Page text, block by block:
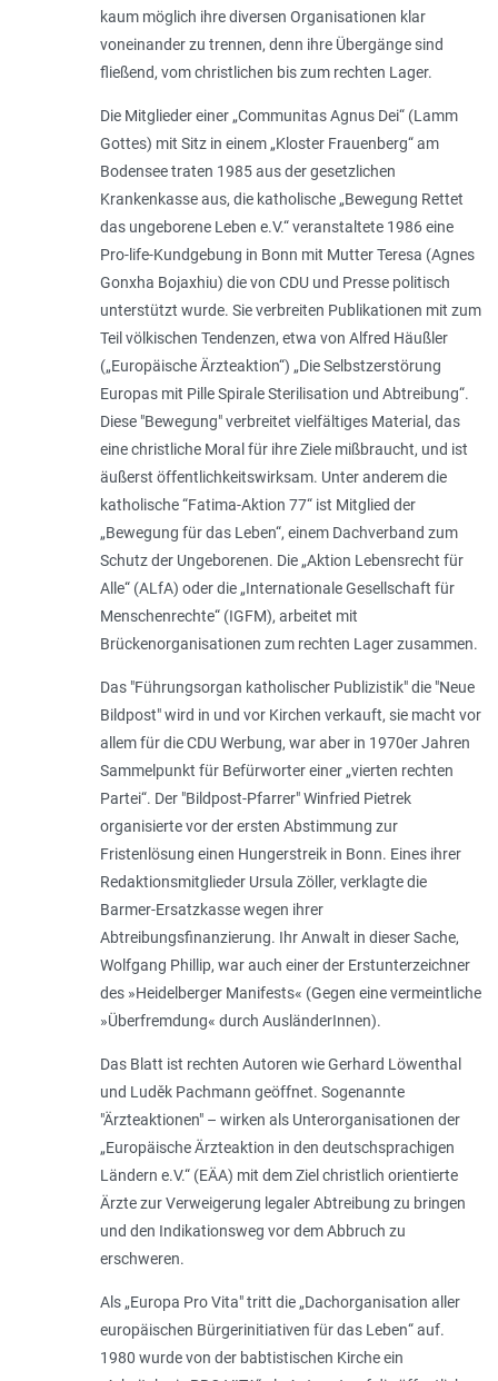
kaum möglich ihre diversen Organisationen klar
voneinander zu trennen, denn ihre Übergänge sind
fließend, vom christlichen bis zum rechten Lager.
Die Mitglieder einer „Communitas Agnus Dei“ (Lamm
Gottes) mit Sitz in einem „Kloster Frauenberg“ am
Bodensee traten 1985 aus der gesetzlichen
Krankenkasse aus, die katholische „Bewegung Rettet
das ungeborene Leben e.V.“ veranstaltete 1986 eine
Pro-life-Kundgebung in Bonn mit Mutter Teresa (Agnes
Gonxha Bojaxhiu) die von CDU und Presse politisch
unterstützt wurde. Sie verbreiten Publikationen mit zum
Teil völkischen Tendenzen, etwa von Alfred Häußler
(„Europäische Ärzteaktion“) „Die Selbstzerstörung
Europas mit Pille Spirale Sterilisation und Abtreibung“.
Diese "Bewegung" verbreitet vielfältiges Material, das
eine christliche Moral für ihre Ziele mißbraucht, und ist
äußerst öffentlichkeitswirksam. Unter anderem die
katholische “Fatima-Aktion 77“ ist Mitglied der
„Bewegung für das Leben“, einem Dachverband zum
Schutz der Ungeborenen. Die „Aktion Lebensrecht für
Alle“ (ALfA) oder die „Internationale Gesellschaft für
Menschenrechte“ (IGFM), arbeitet mit
Brückenorganisationen zum rechten Lager zusammen.
Das "Führungsorgan katholischer Publizistik" die "Neue
Bildpost" wird in und vor Kirchen verkauft, sie macht vor
allem für die CDU Werbung, war aber in 1970er Jahren
Sammelpunkt für Befürworter einer „vierten rechten
Partei“. Der "Bildpost-Pfarrer" Winfried Pietrek
organisierte vor der ersten Abstimmung zur
Fristenlösung einen Hungerstreik in Bonn. Eines ihrer
Redaktionsmitglieder Ursula Zöller, verklagte die
Barmer-Ersatzkasse wegen ihrer
Abtreibungsfinanzierung. Ihr Anwalt in dieser Sache,
Wolfgang Phillip, war auch einer der Erstunterzeichner
des »Heidelberger Manifests« (Gegen eine vermeintliche
»Überfremdung« durch AusländerInnen).
Das Blatt ist rechten Autoren wie Gerhard Löwenthal
und Luděk Pachmann geöffnet. Sogenannte
"Ärzteaktionen" – wirken als Unterorganisationen der
„Europäische Ärzteaktion in den deutschsprachigen
Ländern e.V.“ (EÄA) mit dem Ziel christlich orientierte
Ärzte zur Verweigerung legaler Abtreibung zu bringen
und den Indikationsweg vor dem Abbruch zu
erschweren.
Als „Europa Pro Vita" tritt die „Dachorganisation aller
europäischen Bürgerinitiativen für das Leben“ auf.
1980 wurde von der babtistischen Kirche ein